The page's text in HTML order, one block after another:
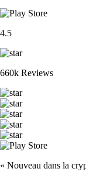
4.5
660k Reviews
« Nouveau dans la